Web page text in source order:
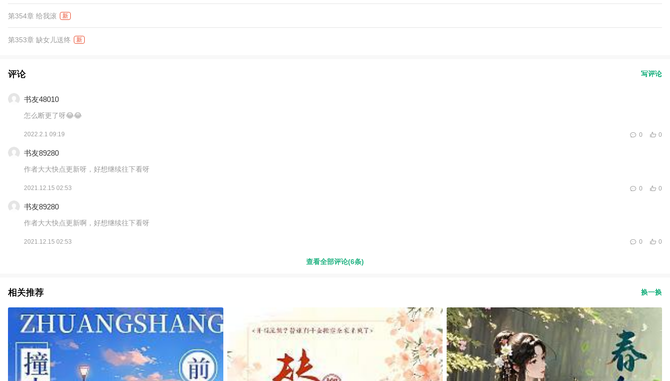
第354章 给我滚 新
第353章 缺女儿送终 新
评论 写评论
书友48010
怎么断更了呀😂😂
2022.2.1 09:19 0
0
书友89280
作者大大快点更新呀，好想继续往下看呀
2021.12.15 02:53 0
0
书友89280
作者大大快点更新啊，好想继续往下看呀
2021.12.15 02:53 0
0
查看全部评论(6条)
相关推荐 换一换